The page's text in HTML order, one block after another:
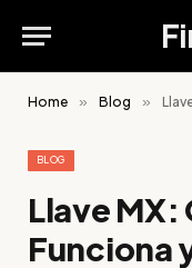
Home » Blog » Llave
BLOG
Llave MX:
Funciona